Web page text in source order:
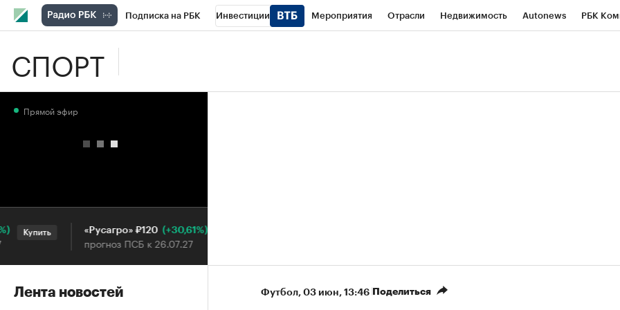
Подписка на РБК Инвестиции Мероприятия Отрасли Недвижимость Autonews РБК
СПОРТ
Футбол⁠, 03 июн, 13:46 Поделиться
Прямой эфир
Купить «Русагро» ₽120 (+30,61%)
прогноз ПСБ к 26.07.27
Купить
Лента новостей